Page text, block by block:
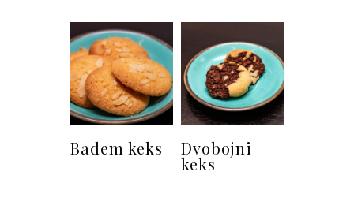
Badem keks Dvobojni
keks